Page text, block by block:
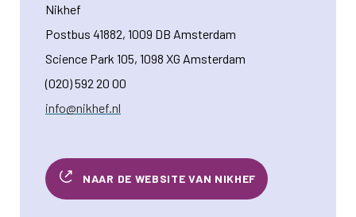
Nikhef
Postbus 41882, 1009 DB Amsterdam
Science Park 105, 1098 XG Amsterdam
(020) 592 20 00
info@nikhef.nl
NAAR DE WEBSITE VAN NIKHEF